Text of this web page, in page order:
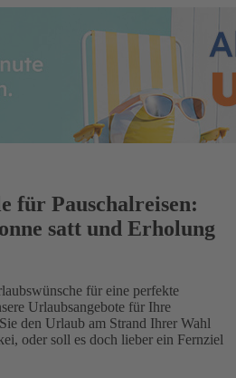
für Pauschalreisen:
satt und Erholung
für eine perfekte
Urlaubsangebote für Ihre
den Urlaub am Strand Ihrer Wahl
oder soll es doch lieber ein Fernziel